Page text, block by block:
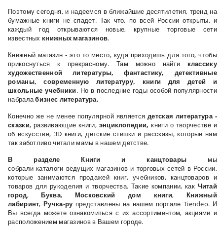
Поэтому сегодня, и надеемся в ближайшие десятилетия, тренд на
бумажные книги не спадет. Так что, по всей России открыты, и
каждый год открываются новые, крупные торговые сети
известных книжных магазинов.
Книжный магазин - это то место, куда приходишь для того, чтобы
прикоснуться к прекрасному. Там можно найти классику
художественной литературы, фантастику, детективные
романы, современную литературу, книги для детей и
школьные учебники. Но в последние годы особой популярности
набралабизнес литература.
Конечно же не менее популярной является детская литература -
сказки, развивающие книги,энциклопедии,книги о творчестве и
об искусстве, 3D книги, детские стишки и рассказы, которые нам
так заботливо читали мамы в нашем детстве.
В разделе Книги и канцтовары мы
собрали каталоги ведущих магазинов и торговых сетей в России,
которые занимаются продажей книг, учебников, канцтоваров и
товаров для рукоделия и творчества. Такие компании, как Читай
город,Буква, Московский дом книги, Книжный
лабиринт, Ручка-ру представлены на нашем портале Tiendeo. И
Вы всегда можете ознакомиться с их ассортиментом, акциями и
расположением магазинов в Вашем городе.